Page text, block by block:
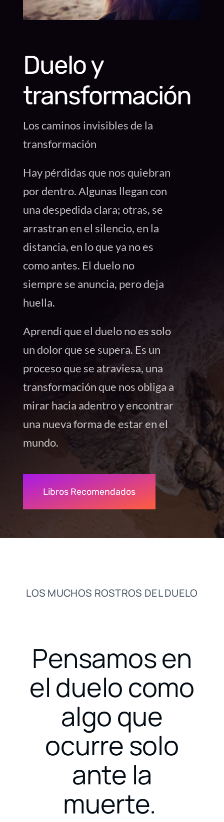
Duelo y
transformación
Los caminos invisibles de la
transformación
Hay pérdidas que nos quiebran
por dentro. Algunas llegan con
una despedida clara; otras, se
arrastran en el silencio, en la
distancia, en lo que ya no es
como antes. El duelo no
siempre se anuncia, pero deja
huella.
Aprendí que el duelo no es solo
un dolor que se supera. Es un
proceso que se atraviesa, una
transformación que nos obliga a
mirar hacia adentro y encontrar
una nueva forma de estar en el
mundo.
Libros Recomendados
LOS MUCHOS ROSTROS DEL DUELO
Pensamos en
el duelo como
algo que
ocurre solo
ante la
muerte.